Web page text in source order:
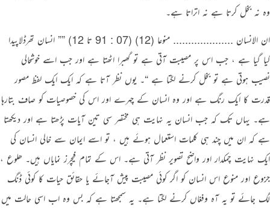
وہ نہ بخل کرتا ہے نہ اتراتا ہے۔
ان الانسان .................... منوعا (12) (07 : 91 تا 12) ”” انسان تھرڈلاپیدا
کیا گیا ہے ، جب اس پر مصیبت آتی ہے تو گھبرا اٹھتا ہے اور جب اسے خوشحالی
نصیب ہوتی ہے تو بخل کرنے لگتا ہے “۔ یوں نظر آتا ہے کہ ایک ایک لفظ مصور
قدرت کا ایک رنگ ہے اور وہ انسان کے چہرے اور اس کی خصوصیات کو صاف بتارہا
ہے۔ یہاں تک کہ جب انسان یہ نہایت ہی مختصر سی تین آیات پڑھتا ہے اور دیکھتا
ہے کہ ان میں چند ہی کلمات استعمال ہوئے ہیں ، تو اسے ایمان سے خالی انسان کی
ایک نہایت چمکدار اور واضح تصویر نظر آتی ہے۔ اس کے تمام فیچرز نمایاں ہیں۔ ھلوع ،
جزوع اور منوع اس انسان کو اگر کوئی مصیبت پیش آجائے یا حقائق حیات کا کوئی ڈنگ
لگ جائے تو یہ آہ وفغاں کرنے لگتا ہے۔ یہ سمجھتا ہے کہ بس وہ اب اسی حالت میں